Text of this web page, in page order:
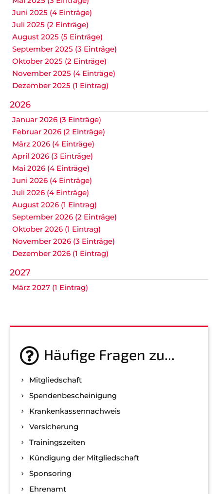
Juni 2025 (4 Einträge)
Juli 2025 (2 Einträge)
August 2025 (5 Einträge)
September 2025 (3 Einträge)
Oktober 2025 (2 Einträge)
November 2025 (4 Einträge)
Dezember 2025 (1 Eintrag)
2026
Januar 2026 (3 Einträge)
Februar 2026 (2 Einträge)
März 2026 (4 Einträge)
April 2026 (3 Einträge)
Mai 2026 (4 Einträge)
Juni 2026 (4 Einträge)
Juli 2026 (4 Einträge)
August 2026 (1 Eintrag)
September 2026 (2 Einträge)
Oktober 2026 (1 Eintrag)
November 2026 (3 Einträge)
Dezember 2026 (1 Eintrag)
2027
März 2027 (1 Eintrag)
Häufige Fragen zu...
Mitgliedschaft
Spenden­bescheinigung
Kranken­kassen­nachweis
Versicherung
Trainingszeiten
Kündigung der Mitgliedschaft
Sponsoring
Ehrenamt